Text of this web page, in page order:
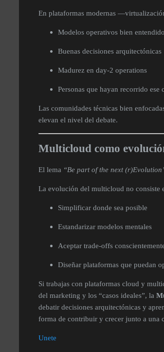
En plataformas modernas
Modelos operativos bien
Buenas decisiones arquitectónicas
Madurez en day-2 operations
Personas que hayan recorrido ese
Las comunidades técnicas bien
elevan el nivel del debate.
Multicloud como
El lema “Be part of the next
La evolución del multicloud no consiste
Simplificar donde sea posible
Estandarizar modelos mentales
Aceptar trade-offs
Diseñar plataformas que puedan
Si trabajas con plataformas cloud y
del marketing y los “casos ideales”, la
debatir decisiones arquitectónicas y
forma de contribuir y crecer junto a una
Unete